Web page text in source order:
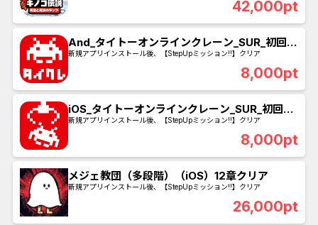
42,000pt
And_タイトーオンラインクレーン_SUR_初回課
金
新規アプリインストール後、【StepUpミッション!!】クリア
8,000pt
iOS_タイトーオンラインクレーン_SUR_初回課
金
新規アプリインストール後、【StepUpミッション!!】クリア
8,000pt
メジェ教団（多段階）（iOS）12章クリア
新規アプリインストール後、【StepUpミッション!!】クリア
26,000pt